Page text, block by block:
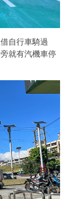
自行車騎過
就有汽機車停